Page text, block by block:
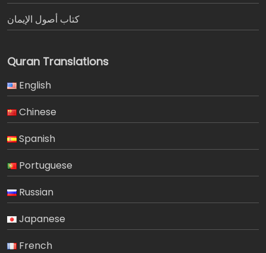
كتاب أصول الإيمان
Quran Translations
English
Chinese
Spanish
Portuguese
Russian
Japanese
French